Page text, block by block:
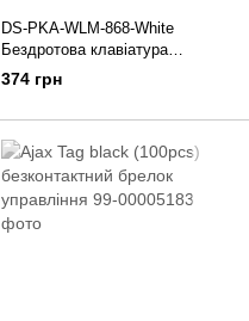
DS-PKA-WLM-868-White
Бездротова клавіатура
Hikvision
374 грн